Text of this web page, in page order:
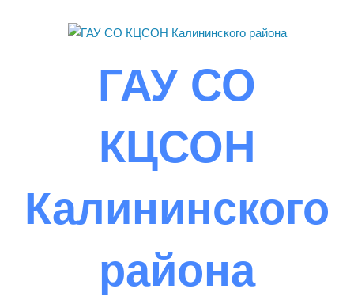
ГАУ СО
КЦСОН
Калининского
района